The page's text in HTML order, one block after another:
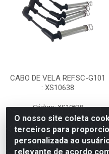
CABO DE VELA REF.SC-G101
: XS10638
Código: XS10638
Embalagem: PC
Delphi
O nosso site coleta
terceiros para
personalizada ao
relevante de acordo